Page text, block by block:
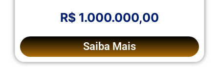
R$ 1.000.000,00
Saiba Mais